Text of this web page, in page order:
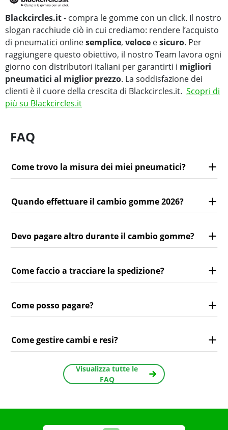
Blackcircles.it- compra le gomme con un click. Il nostro
slogan racchiude ciò in cui crediamo: rendere l’acquisto
di pneumatici onlinesemplice, veloce esicuro. Per
raggiungere questo obiettivo, il nostro Team lavora ogni
giorno con distributori italiani per garantirti i migliori
pneumatici al miglior prezzo. La soddisfazione dei
clienti è il cuore della crescita di Blackcircles.it. Scopri di
più su Blackcircles.it
FAQ
Come trovo la misura dei miei pneumatici?
Quando effettuare il cambio gomme 2026?
Devo pagare altro durante il cambio gomme?
Come faccio a tracciare la spedizione?
Come posso pagare?
Come gestire cambi e resi?
Visualizza tutte le
FAQ